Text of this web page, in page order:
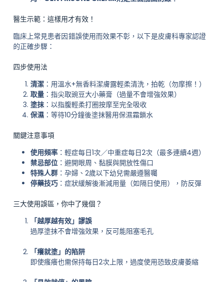
醫生示範：這樣用才有效！
臨床上常見患者因錯誤使用而效果不彰，以下是皮膚科專家認證
的正確步驟：
四步使用法
清潔：用溫水+無香料潔膚露輕柔清洗，拍乾（勿摩擦！）
取量：指尖取豌豆大小藥膏（過量不會增強效果）
塗抹：以指腹輕柔打圈按摩至完全吸收
保濕：等待10分鐘後塗抹醫用保濕霜鎖水
關鍵注意事項
使用頻率：輕症每日1次／中重症每日2次（最多連續4週）
禁忌部位：避開眼周、黏膜與開放性傷口
特殊人群：孕婦、2歲以下幼兒需嚴遵醫囑
停藥技巧：症狀緩解後漸減用量（如隔日使用），防反彈
三大使用誤區，你中了幾個？
「越厚越有效」謬誤
過厚塗抹不會增強效果，反可能阻塞毛孔
「癢就塗」的陷阱
即使瘙癢也需保持每日2次上限，過度使用恐致皮膚萎縮